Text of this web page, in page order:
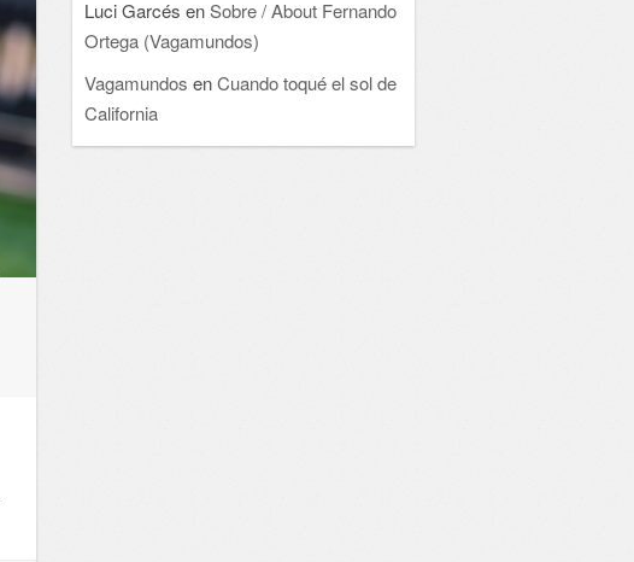
Luci Garcés enSobre / About Fernando
Ortega (Vagamundos)
Vagamundos enCuando toqué el sol de
California